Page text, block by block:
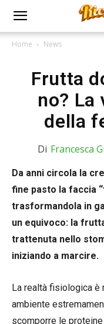
Home News
Frutta
no? La
della
Di Francesca
Da anni circola la
fine pasto la faccia
trasformandola in
un equivoco: la
trattenuta nello
iniziando a marcire.
La realtà fisiologica è
ambiente
scomporre le